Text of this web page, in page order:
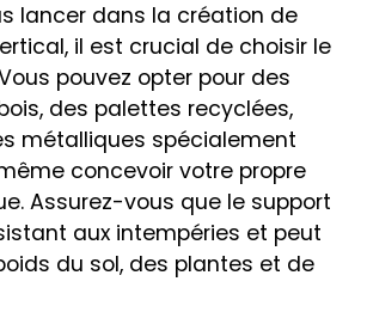
lancer dans la création de
il est crucial de choisir le
pouvez opter pour des
des palettes recyclées,
métalliques spécialement
concevoir votre propre
Assurez-vous que le support
aux intempéries et peut
du sol, des plantes et de